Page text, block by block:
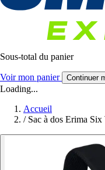
Sous-total du panier
Voir mon panier Continuer
Loading...
Accueil
/ Sac à dos Erima Six